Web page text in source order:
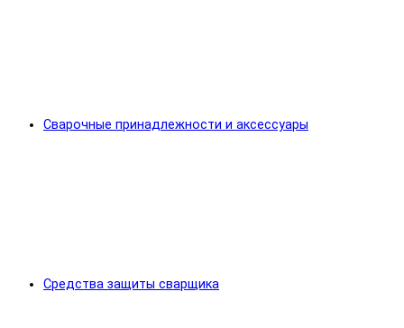
Сварочные принадлежности и аксессуары
Средства защиты сварщика